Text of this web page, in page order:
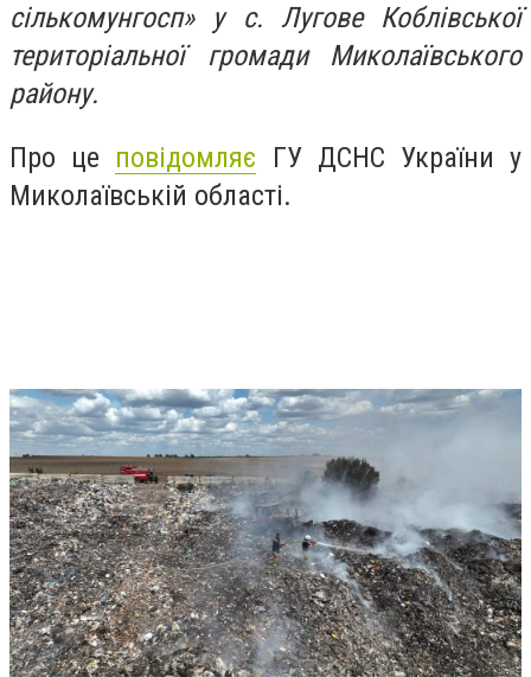
сількомунгосп» у с. Лугове Коблівської
територіальної громади Миколаївського
району.
Про це повідомляє ГУ ДСНС України у
Миколаївській області.